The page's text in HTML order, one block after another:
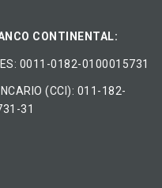
CONTINENTAL:
0011-0182-0100015731
(CCI): 011-182-
31